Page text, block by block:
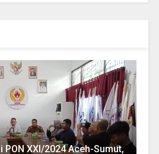
XXI/2024 Aceh-Sumut,